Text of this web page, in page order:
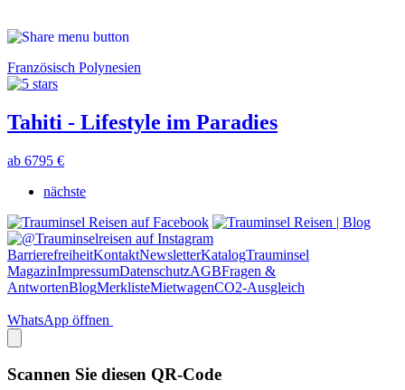
Französisch Polynesien
Tahiti - Lifestyle im Paradies
ab 6795 €
nächste
BarrierefreiheitKontaktNewsletterKatalogTrauminsel
MagazinImpressumDatenschutzAGBFragen &
AntwortenBlogMerklisteMietwagenCO2-Ausgleich
WhatsApp öffnen
Scannen Sie diesen QR-Code